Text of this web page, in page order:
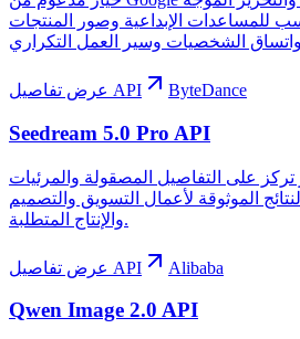
للمساعدات الإبداعية وصور المنتجات
عرض تفاصيل API ByteDance
Seedream 5.0 Pro API
تركز على التفاصيل المصقولة والمرئيات
الموثوقة لأعمال التسويق والتصميم
والإنتاج المتطلبة.
عرض تفاصيل API Alibaba
Qwen Image 2.0 API